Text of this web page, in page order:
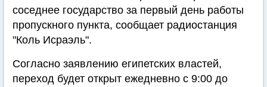
соседнее государство за первый день работы
пропускного пункта, сообщает радиостанция
"Коль Исраэль".
Согласно заявлению египетских властей,
переход будет открыт ежедневно с 9:00 до